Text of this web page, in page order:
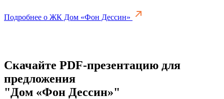
Подробнее о ЖК Дом «Фон Дессин»
Скачайте PDF-презентацию для
предложения
"Дом «Фон Дессин»"